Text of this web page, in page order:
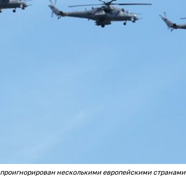
несколькими европейскими странами